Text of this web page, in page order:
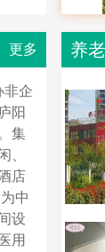
更多
非企
阳
集
、
店
中
设
用
养